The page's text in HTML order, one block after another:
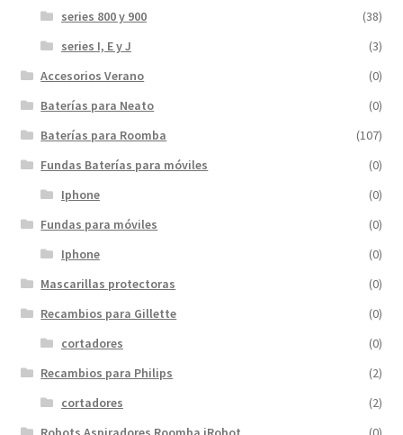
series 800 y 900
(38)
series I, E y J
(3)
Accesorios Verano
(0)
Baterías para Neato
(0)
Baterías para Roomba
(107)
Fundas Baterías para móviles
(0)
Iphone
(0)
Fundas para móviles
(0)
Iphone
(0)
Mascarillas protectoras
(0)
Recambios para Gillette
(0)
cortadores
(0)
Recambios para Philips
(2)
cortadores
(2)